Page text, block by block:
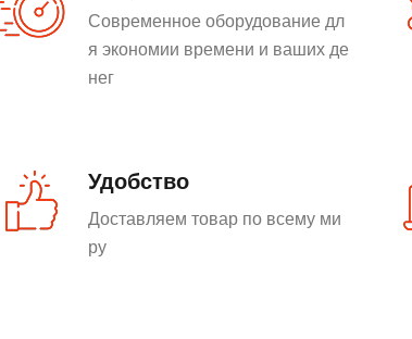
Современное оборудование дл
я экономии времени и ваших де
нег
Удобство
Доставляем товар по всему ми
ру